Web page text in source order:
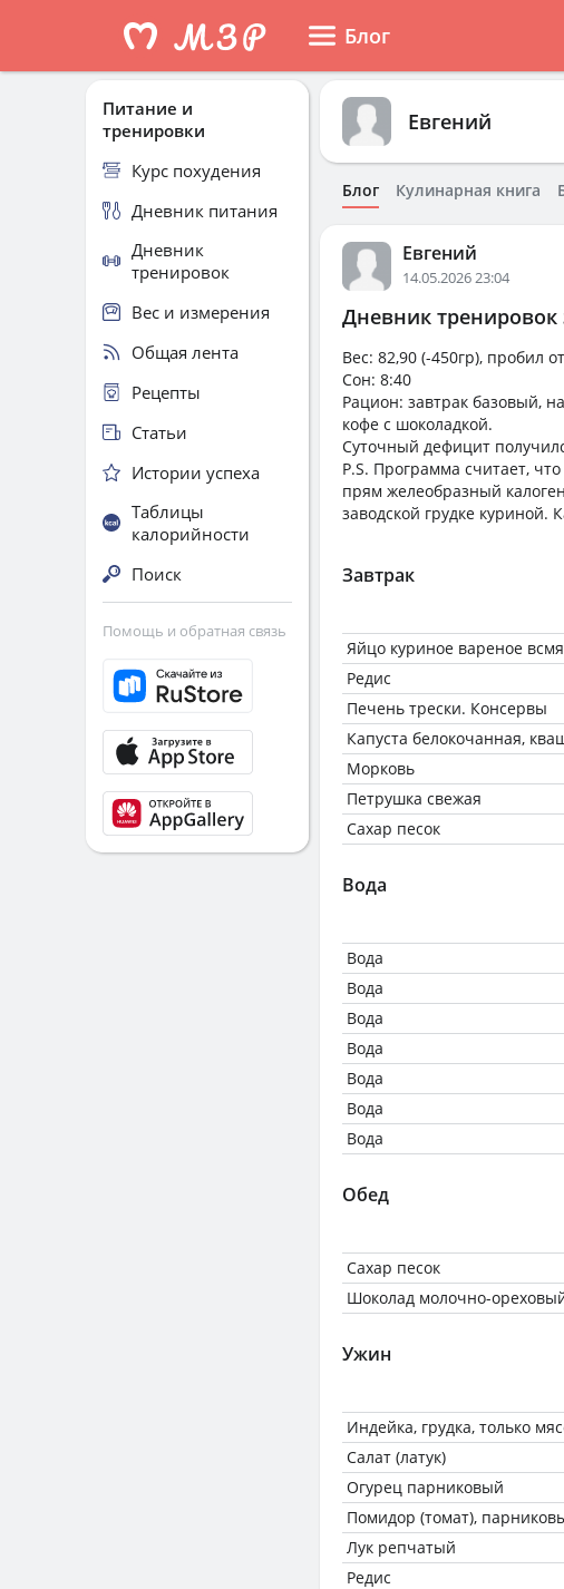
Блог
Евгений
Блог Кулинарная книга
Евгений
14.05.2026 23:04
Дневник тренировок
Вес: 82,90 (-450гр), пробил
Сон: 8:40
Рацион: завтрак базовый,
кофе с шоколадкой.
Суточный дефицит
P.S. Программа считает,
прям желеобразный
заводской грудке куриной.
Завтрак
Яйцо куриное вареное
Редис
Печень трески. Консервы
Капуста белокочанная,
Морковь
Петрушка свежая
Сахар песок
Вода
Вода
Вода
Вода
Вода
Вода
Вода
Вода
Обед
Сахар песок
Шоколад молочно-
Ужин
Индейка, грудка, только
Салат (латук)
Огурец парниковый
Помидор (томат),
Лук репчатый
Редис
Питание и
тренировки
Курс похудения
Дневник питания
Дневник
тренировок
Вес и измерения
Общая лента
Рецепты
Статьи
Истории успеха
Таблицы
калорийности
Поиск
Помощь и обратная связь